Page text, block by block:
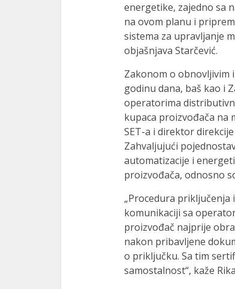
energetike, zajedno sa
na ovom planu i
sistema za upravljanje
objašnjava Starčević.
Zakonom o obnovljivim
godinu dana, baš kao i
operatorima
kupaca proizvođača na
SET-a i direktor
Zahvaljujući
automatizacije i
proizvođača, odnosno
„Procedura
komunikaciji sa
proizvođač najprije
nakon pribavljene
o priključku. Sa tim
samostalnost“, kaže